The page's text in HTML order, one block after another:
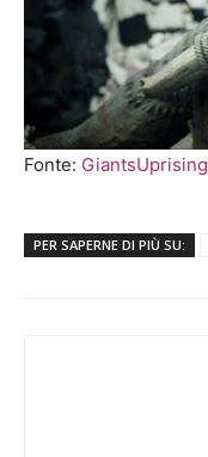
Fonte: GiantsUprising
PER SAPERNE DI PIÙ SU: